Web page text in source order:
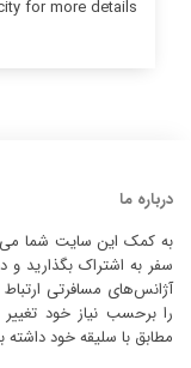
for more details.
درباره ما
به کمک این سایت شما می
سفر به اشتراک بگذارید و
آژانس‌های مسافرتی ارتباط
را برحسب نیاز خود
مطابق با سلیقه خود داشته